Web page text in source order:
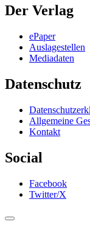
Der Verlag
ePaper
Auslagestellen
Mediadaten
Datenschutz
Allgemeine
Kontakt
Social
Facebook
Twitter/X